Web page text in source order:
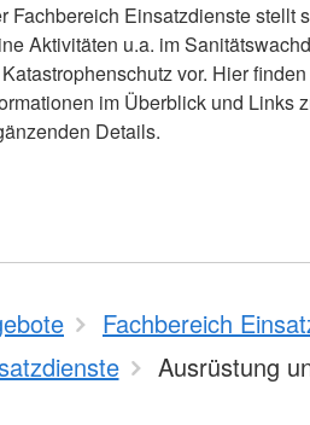
Fachbereich Einsatzdienste stellt
Aktivitäten u.a. im
vor. Hier
im Überblick und Links
Details.
Fachbereich
Ausrüstung